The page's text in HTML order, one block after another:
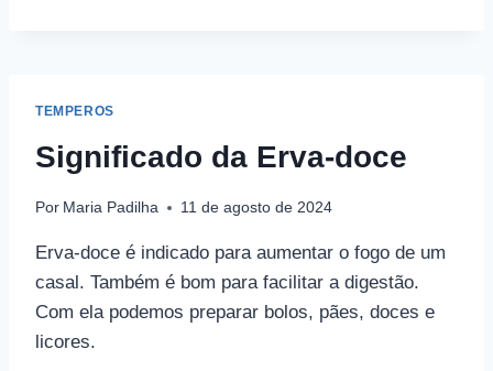
TEMPEROS
Significado da Erva-doce
Por Maria Padilha 11 de agosto de 2024
Erva-doce é indicado para aumentar o fogo de um
casal. Também é bom para facilitar a digestão.
Com ela podemos preparar bolos, pães, doces e
licores.